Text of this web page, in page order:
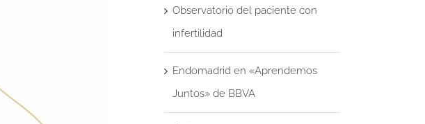
Observatorio del paciente con
infertilidad
Endomadrid en «Aprendemos
Juntos» de BBVA